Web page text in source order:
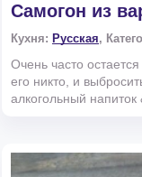
Самогон из
Кухня: Русская,
Очень часто
его никто, и
алкогольный